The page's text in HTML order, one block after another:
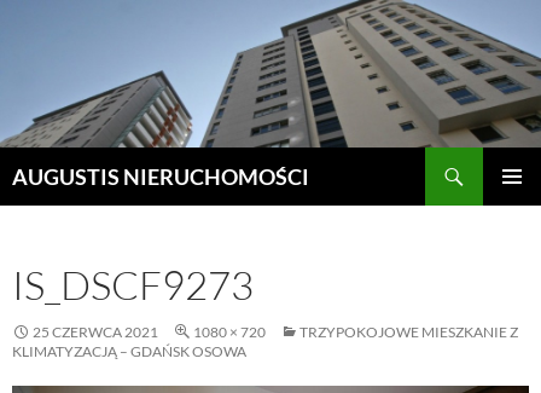
AUGUSTIS NIERUCHOMOŚCI
IS_DSCF9273
25 CZERWCA 2021 1080 × 720
TRZYPOKOJOWE MIESZKANIE Z
KLIMATYZACJĄ – GDAŃSK OSOWA